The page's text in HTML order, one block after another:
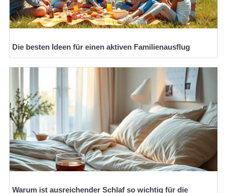
Die besten Ideen für einen aktiven Familienausflug
Warum ist ausreichender Schlaf so wichtig für die